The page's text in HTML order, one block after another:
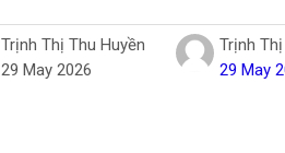
Trịnh Thị Thu Huyền
29 May 2026
Trịnh
29 May